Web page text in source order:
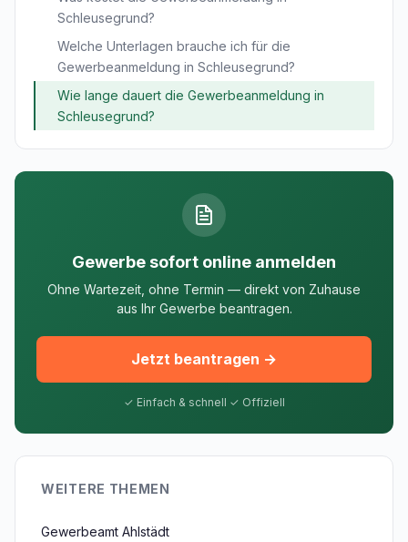
Schleusegrund?
Welche Unterlagen brauche ich für die
Gewerbeanmeldung in Schleusegrund?
Wie lange dauert die Gewerbeanmeldung in
Schleusegrund?
Gewerbe sofort online anmelden
Ohne Wartezeit, ohne Termin — direkt von Zuhause
aus Ihr Gewerbe beantragen.
Jetzt beantragen →
✓ Einfach & schnell ✓ Offiziell
WEITERE THEMEN
Gewerbeamt Ahlstädt